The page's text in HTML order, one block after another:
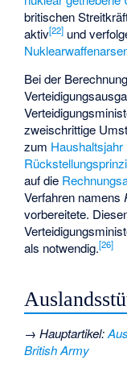
britischen
aktiv[22] und
Bei der
zweischrittige
zum Haushaltsjahr
auf die
Verfahren namens
vorbereitete.
als notwendig.[26]
→Hauptartikel:
British Army